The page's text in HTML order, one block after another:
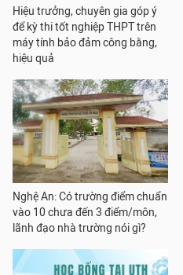
Hiệu trưởng, chuyên gia góp ý
để kỳ thi tốt nghiệp THPT trên
máy tính bảo đảm công bằng,
hiệu quả
Nghệ An: Có trường điểm chuẩn
vào 10 chưa đến 3 điểm/môn,
lãnh đạo nhà trường nói gì?